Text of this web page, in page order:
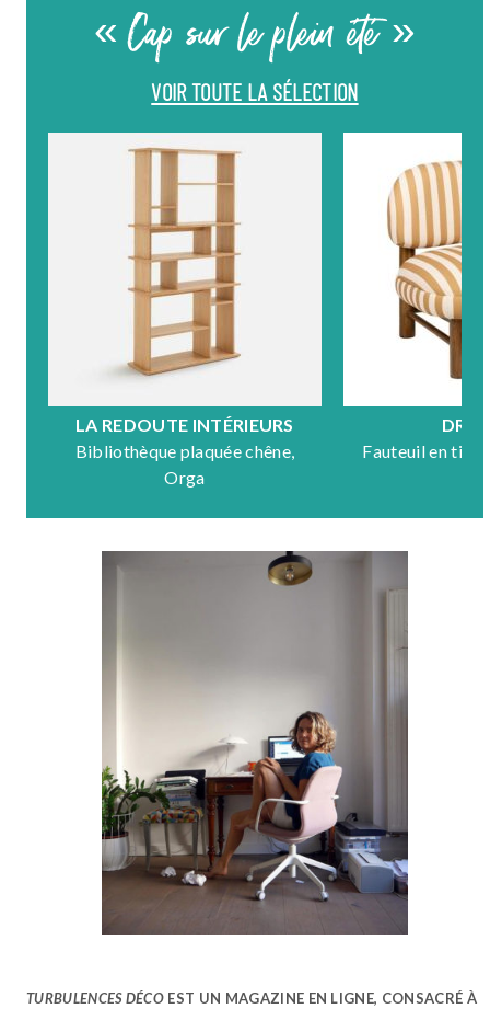
« Cap sur le plein été »
VOIR TOUTE LA SÉLECTION
LA REDOUTE INTÉRIEURS
Bibliothèque plaquée chêne,
Orga
Fauteuil en
TURBULENCES DÉCO EST UN MAGAZINE EN LIGNE, CONSACRÉ À